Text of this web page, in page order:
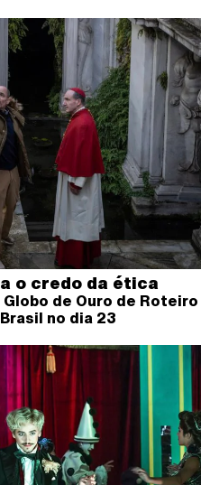
o credo da ética
de Ouro de Roteiro
no dia 23